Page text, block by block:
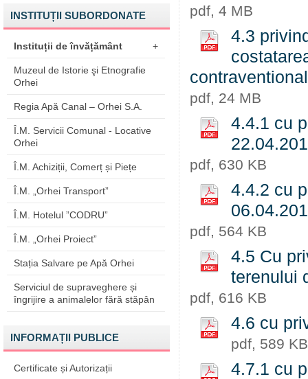
INSTITUȚII SUBORDONATE
Instituții de învățământ +
Muzeul de Istorie şi Etnografie
Orhei
Regia Apă Canal – Orhei S.A.
Î.M. Servicii Comunal - Locative
Orhei
Î.M. Achiziții, Comerț și Piețe
Î.M. „Orhei Transport”
Î.M. Hotelul ”CODRU”
Î.M. „Orhei Proiect”
Stația Salvare pe Apă Orhei
Serviciul de supraveghere și
îngrijire a animalelor fără stăpân
INFORMAȚII PUBLICE
Certificate și Autorizații
pdf, 4 MB
4.3
pdf, 24 MB
4.4.1 cu
pdf, 630 KB
4.4.2 cu
pdf, 564 KB
4.5 Cu
terenului
pdf, 616 KB
4.6 cu
pdf, 589 KB
4.7.1 cu